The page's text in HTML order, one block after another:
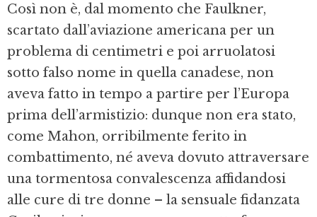
Così non è, dal momento che Faulkner,
scartato dall’aviazione americana per un
problema di centimetri e poi arruolatosi
sotto falso nome in quella canadese, non
aveva fatto in tempo a partire per l’Europa
prima dell’armistizio: dunque non era stato,
come Mahon, orribilmente ferito in
combattimento, né aveva dovuto attraversare
una tormentosa convalescenza affidandosi
alle cure di tre donne – la sensuale fidanzata